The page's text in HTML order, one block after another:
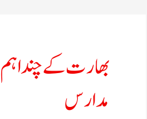
بھارت کے چند اہم
مدارس